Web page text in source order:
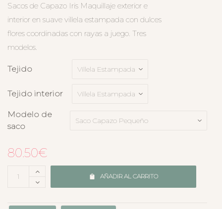
Sacos de Capazo Iris Maquillaje exterior e
interior en suave villela estampada con dulces
flores coordinadas con rayas a juego. Tres
modelos.
Tejido
Tejido interior
Modelo de
saco
80.50€
AÑADIR AL CARRITO